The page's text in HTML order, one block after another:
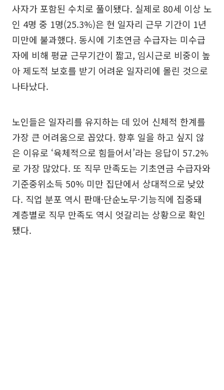
사자가 포함된 수치로 풀이됐다. 실제로 80세 이상 노
인 4명 중 1명(25.3%)은 현 일자리 근무 기간이 1년
미만에 불과했다. 동시에 기초연금 수급자는 미수급
자에 비해 평균 근무기간이 짧고, 임시근로 비중이 높
아 제도적 보호를 받기 어려운 일자리에 몰린 것으로
나타났다.
노인들은 일자리를 유지하는 데 있어 신체적 한계를
가장 큰 어려움으로 꼽았다. 향후 일을 하고 싶지 않
은 이유로 ‘육체적으로 힘들어서’라는 응답이 57.2%
로 가장 많았다. 또 직무 만족도는 기초연금 수급자와
기준중위소득 50% 미만 집단에서 상대적으로 낮았
다. 직업 분포 역시 판매·단순노무·기능직에 집중돼
계층별로 직무 만족도 역시 엇갈리는 상황으로 확인
됐다.